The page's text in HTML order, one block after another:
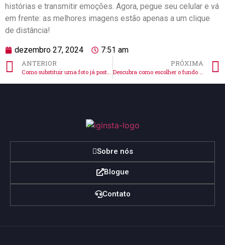
⁣histórias e transmitir emoções. Agora, ⁣pegue seu‍ celular e vá
em frente: as melhores imagens estão apenas a ⁢um ⁤clique
de distância!
dezembro 27, 2024 7:51 am
ANTERIOR PRÓXIMA
Sobre nós
Blogue
Contato